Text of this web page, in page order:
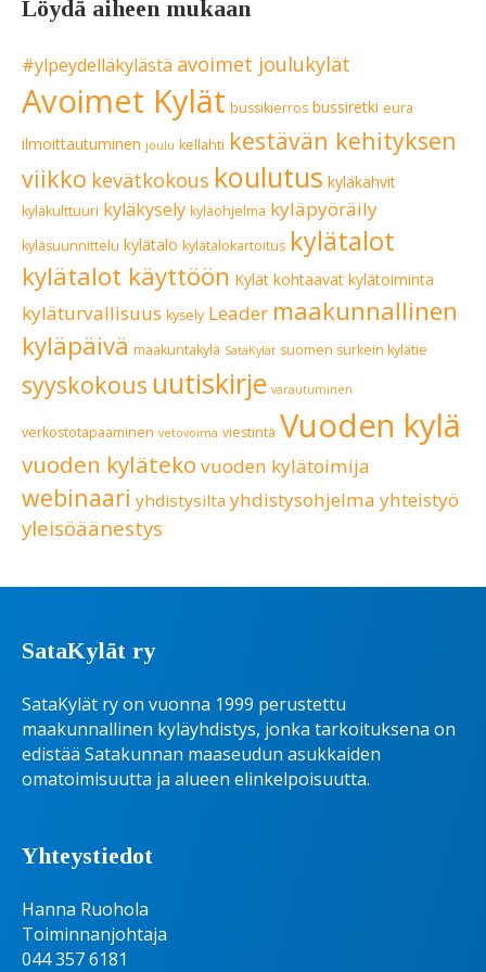
Löydä aiheen mukaan
#ylpeydelläkylästä avoimet joulukylät
Avoimet Kylät bussikierros bussiretki eura
ilmoittautuminen joulu kellahti kestävän kehityksen
viikko kevätkokous koulutus kyläkahvit
kyläkulttuuri kyläkysely kyläohjelma kyläpyöräily
kyläsuunnittelu kylätalo kylätalokartoitus kylätalot
kylätalot käyttöön Kylät kohtaavat kylätoiminta
kyläturvallisuus kysely Leader maakunnallinen
kyläpäivä maakuntakylä SataKylät suomen surkein kylätie
syyskokous uutiskirje varautuminen
verkostotapaaminen vetovoima viestintä Vuoden kylä
vuoden kyläteko vuoden kylätoimija
webinaari yhdistysilta yhdistysohjelma yhteistyö
yleisöäänestys
SataKylät ry
SataKylät ry on vuonna 1999 perustettu
maakunnallinen kyläyhdistys, jonka tarkoituksena on
edistää Satakunnan maaseudun asukkaiden
omatoimisuutta ja alueen elinkelpoisuutta.
Yhteystiedot
Hanna Ruohola
Toiminnanjohtaja
044 357 6181